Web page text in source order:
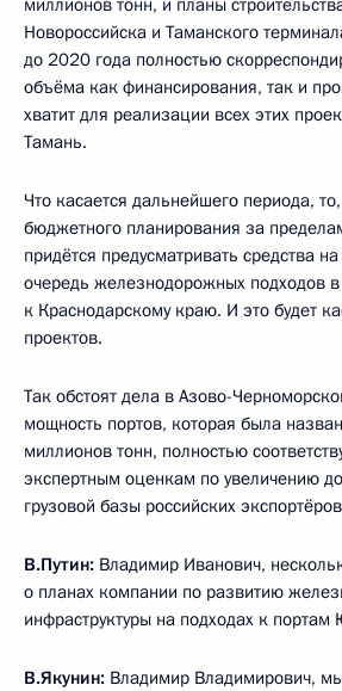
Новороссийска и Таманского
до 2020 года полностью
объёма как финансирования, так и
хватит для реализации всех этих
Тамань.
Что касается дальнейшего периода,
бюджетного планирования за
придётся предусматривать средства
очередь железнодорожных подходов
к Краснодарскому краю. И это будет
проектов.
Так обстоят дела в Азово-
мощность портов, которая была
миллионов тонн, полностью
экспертным оценкам по увеличению
грузовой базы российских
В.Путин: Владимир Иванович,
о планах компании по развитию
инфраструктуры на подходах к портам
В.Якунин: Владимир Владимирович, мы